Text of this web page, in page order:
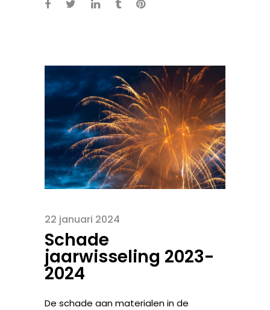
22 januari 2024
Schade
jaarwisseling 2023-
2024
De schade aan materialen in de